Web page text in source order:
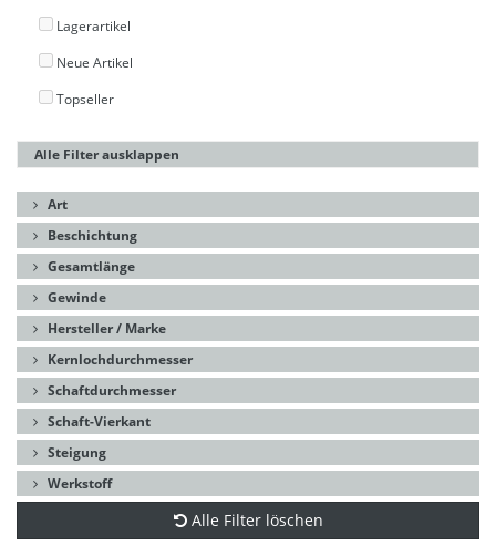
Lagerartikel
Neue Artikel
Topseller
Alle Filter ausklappen
Art
Beschichtung
Gesamtlänge
Gewinde
Hersteller / Marke
Kernlochdurchmesser
Schaftdurchmesser
Schaft-Vierkant
Steigung
Werkstoff
Alle Filter löschen